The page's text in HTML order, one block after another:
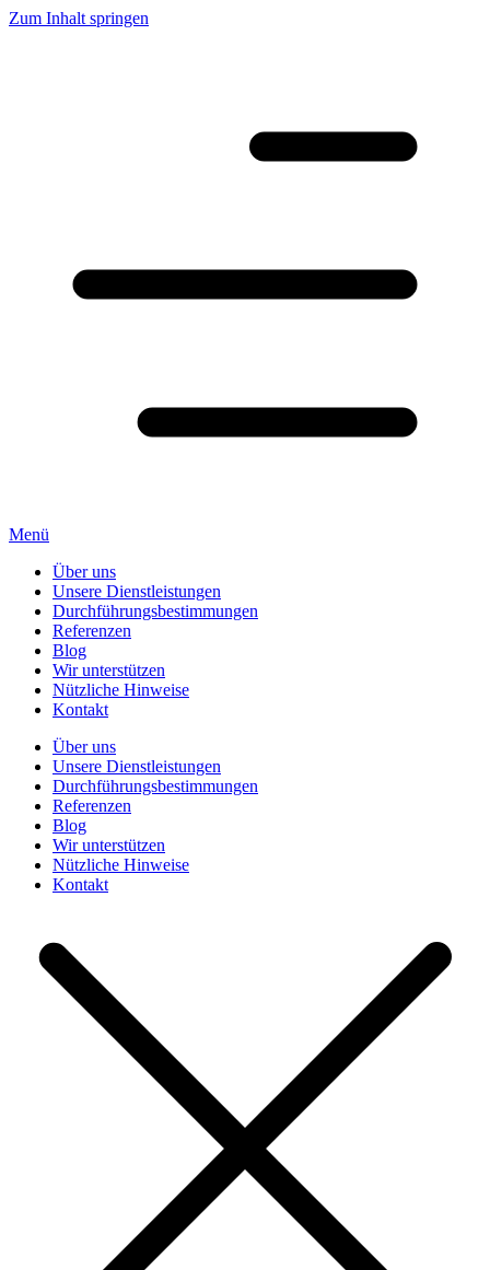
Zum Inhalt springen
Menü
Über uns
Unsere Dienstleistungen
Durchführungsbestimmungen
Referenzen
Blog
Wir unterstützen
Nützliche Hinweise
Kontakt
Über uns
Unsere Dienstleistungen
Durchführungsbestimmungen
Referenzen
Blog
Wir unterstützen
Nützliche Hinweise
Kontakt